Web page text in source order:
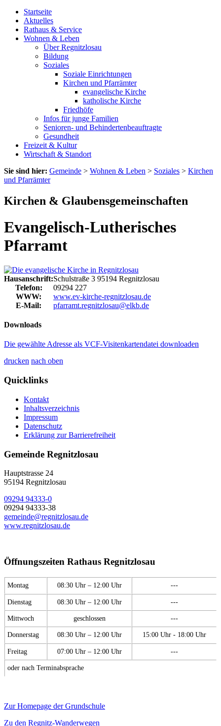
Startseite
Aktuelles
Rathaus & Service
Wohnen & Leben
Über Regnitzlosau
Bildung
Soziales
Soziale Einrichtungen
Kirchen und Pfarrämter
evangelische Kirche
katholische Kirche
Friedhöfe
Infos für junge Familien
Senioren- und Behindertenbeauftragte
Gesundheit
Freizeit & Kultur
Wirtschaft & Standort
Sie sind hier: Gemeinde > Wohnen & Leben > Soziales > Kirchen
und Pfarrämter
Kirchen & Glaubensgemeinschaften
Evangelisch-Lutherisches
Pfarramt
Hausanschrift:Schulstraße 3 95194 Regnitzlosau
Telefon:
09294 227
WWW:
www.ev-kirche-regnitzlosau.de
E-Mail:
pfarramt.regnitzlosau@elkb.de
Downloads
Die gewählte Adresse als VCF-Visitenkartendatei downloaden
drucken nach oben
Quicklinks
Kontakt
Inhaltsverzeichnis
Impressum
Datenschutz
Erklärung zur Barrierefreiheit
Gemeinde Regnitzlosau
Hauptstrasse 24
95194 Regnitzlosau
09294 94333-0
09294 94333-38
gemeinde@regnitzlosau.de
www.regnitzlosau.de
Öffnungszeiten Rathaus Regnitzlosau
Montag 08:30 Uhr – 12:00 Uhr ---
Dienstag 08:30 Uhr – 12:00 Uhr ---
Mittwoch geschlossen ---
Donnerstag 08:30 Uhr – 12:00 Uhr 15:00 Uhr - 18:00 Uhr
Freitag 07:00 Uhr – 12:00 Uhr ---
oder nach Terminabsprache
Zur Homepage der Grundschule
Zu den Regnitz-Wanderwegen